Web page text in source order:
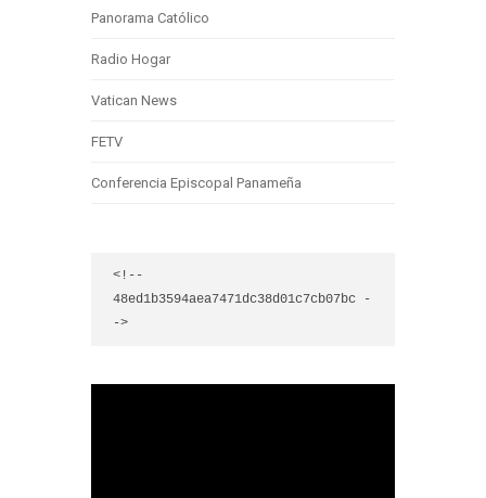
Panorama Católico
Radio Hogar
Vatican News
FETV
Conferencia Episcopal Panameña
<!--
48ed1b3594aea7471dc38d01c7cb07bc -
->